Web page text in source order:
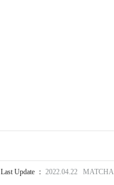
Last Update ： 2022.04.22 MATCHA